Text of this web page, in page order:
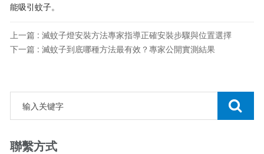
能吸引蚊子。
上一篇 : 滅蚊子燈安裝方法專家指導正確安裝步驟與位置選擇
下一篇 : 滅蚊子到底哪種方法最有效？專家公開實測結果
聯繫方式